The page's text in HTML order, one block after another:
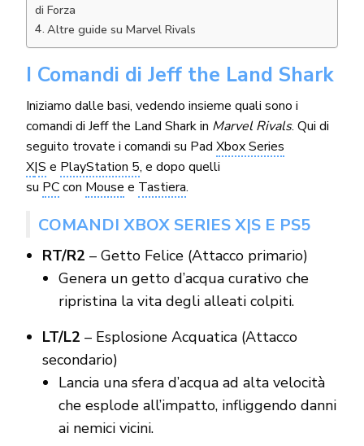
di Forza
Altre guide su Marvel Rivals
I Comandi di Jeff the Land Shark
Iniziamo dalle basi, vedendo insieme quali sono i
comandi di Jeff the Land Shark in Marvel Rivals. Qui di
seguito trovate i comandi su PadXbox Series
X|S e PlayStation 5, e dopo quelli
su PCcon Mouse e Tastiera.
COMANDI XBOX SERIES X|S E PS5
RT/R2 – Getto Felice (Attacco primario)
Genera un getto d’acqua curativo che
ripristina la vita degli alleati colpiti.
LT/L2 – Esplosione Acquatica (Attacco
secondario)
Lancia una sfera d’acqua ad alta velocità
che esplode all’impatto, infliggendo danni
ai nemici vicini.